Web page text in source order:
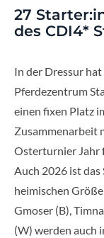
27
des CDI4*
In der Dressur
Pferdezentrum
einen fixen Platz
Zusammenarbeit
Osterturnier Jahr
Auch 2026 ist
heimischen
Gmoser (B),
(W) werden auch